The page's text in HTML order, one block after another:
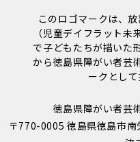
このロゴマークは、
（児童デイフラット
で子どもたちが描いた
から徳島県障がい者芸
ークとして
徳島県障がい者芸
〒770-0005 徳島県徳島市